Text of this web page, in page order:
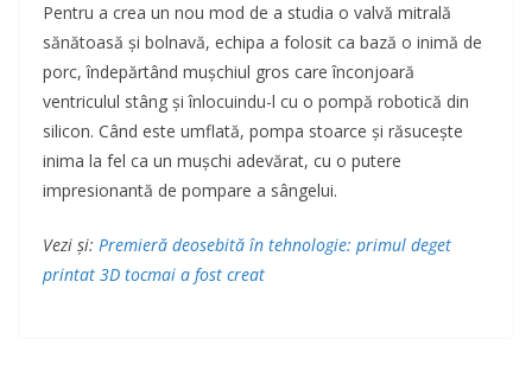
Pentru a crea un nou mod de a studia o valvă mitrală
sănătoasă și bolnavă, echipa a folosit ca bază o inimă de
porc, îndepărtând mușchiul gros care înconjoară
ventriculul stâng și înlocuindu-l cu o pompă robotică din
silicon. Când este umflată, pompa stoarce și răsucește
inima la fel ca un mușchi adevărat, cu o putere
impresionantă de pompare a sângelui.
Vezi și: Premieră deosebită în tehnologie: primul deget
printat 3D tocmai a fost creat